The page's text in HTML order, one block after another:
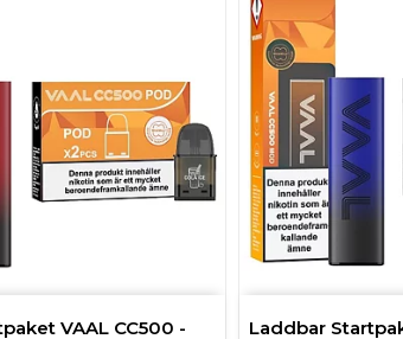
VAAL CC500 -
Laddbar